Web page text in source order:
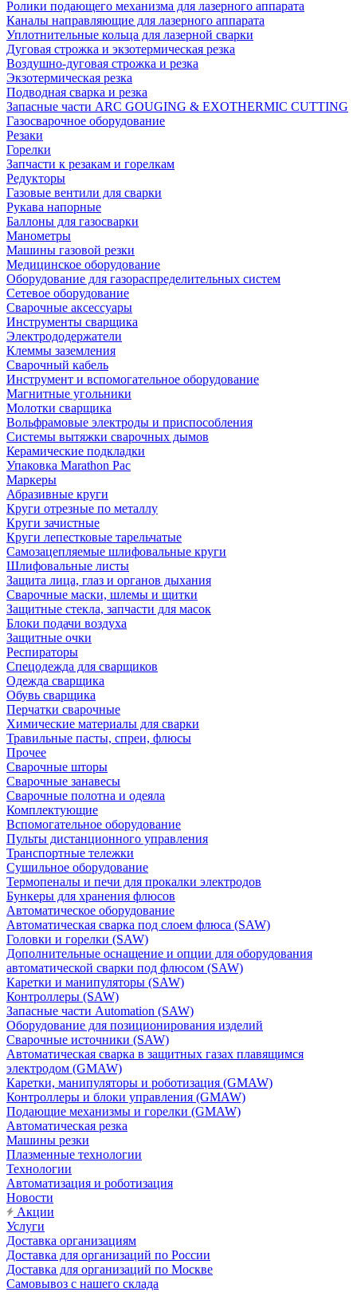
Ролики подающего механизма для лазерного аппарата
Каналы направляющие для лазерного аппарата
Уплотнительные кольца для лазерной сварки
Дуговая строжка и экзотермическая резка
Воздушно-дуговая строжка и резка
Экзотермическая резка
Подводная сварка и резка
Запасные части ARC GOUGING & EXOTHERMIC CUTTING
Газосварочное оборудование
Резаки
Горелки
Запчасти к резакам и горелкам
Редукторы
Газовые вентили для сварки
Рукава напорные
Баллоны для газосварки
Манометры
Машины газовой резки
Медицинское оборудование
Оборудование для газораспределительных систем
Сетевое оборудование
Сварочные аксессуары
Инструменты сварщика
Электрододержатели
Клеммы заземления
Сварочный кабель
Инструмент и вспомогательное оборудование
Магнитные угольники
Молотки сварщика
Вольфрамовые электроды и приспособления
Системы вытяжки сварочных дымов
Керамические подкладки
Упаковка Marathon Pac
Маркеры
Абразивные круги
Круги отрезные по металлу
Круги зачистные
Круги лепестковые тарельчатые
Самозацепляемые шлифовальные круги
Шлифовальные листы
Защита лица, глаз и органов дыхания
Сварочные маски, шлемы и щитки
Защитные стекла, запчасти для масок
Блоки подачи воздуха
Защитные очки
Респираторы
Спецодежда для сварщиков
Одежда сварщика
Обувь сварщика
Перчатки сварочные
Химические материалы для сварки
Травильные пасты, спреи, флюсы
Прочее
Сварочные шторы
Сварочные занавесы
Сварочные полотна и одеяла
Комплектующие
Вспомогательное оборудование
Пульты дистанционного управления
Транспортные тележки
Сушильное оборудование
Термопеналы и печи для прокалки электродов
Бункеры для хранения флюсов
Автоматическое оборудование
Автоматическая сварка под слоем флюса (SAW)
Головки и горелки (SAW)
Дополнительные оснащение и опции для оборудования
автоматической сварки под флюсом (SAW)
Каретки и манипуляторы (SAW)
Контроллеры (SAW)
Запасные части Automation (SAW)
Оборудование для позиционирования изделий
Сварочные источники (SAW)
Автоматическая сварка в защитных газах плавящимся
электродом (GMAW)
Каретки, манипуляторы и роботизация (GMAW)
Контроллеры и блоки управления (GMAW)
Подающие механизмы и горелки (GMAW)
Автоматическая резка
Машины резки
Плазменные технологии
Технологии
Автоматизация и роботизация
Новости
Акции
Услуги
Доставка организациям
Доставка для организаций по России
Доставка для организаций по Москве
Самовывоз с нашего склада